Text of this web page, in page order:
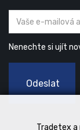
Tradetex a
Nenechte si ujít
Odeslat